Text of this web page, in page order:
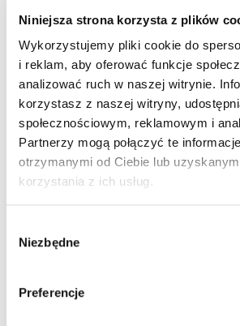
Niniejsza strona korzysta z plików
Wykorzystujemy pliki cookie do
i reklam, aby oferować funkcje
analizować ruch w naszej witrynie.
korzystasz z naszej witryny,
społecznościowym, reklamowym i
Partnerzy mogą połączyć te
otrzymanymi od Ciebie lub
korzystania z ich usług.
Niezbędne
Preferencje
Filtruj
Darmowa dostawa
od 200zł